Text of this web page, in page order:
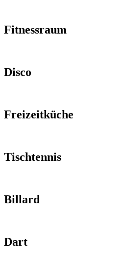
Fitnessraum
Disco
Freizeitküche
Tischtennis
Billard
Dart